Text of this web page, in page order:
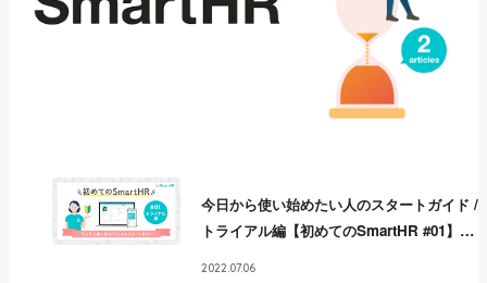
今日から使い始めたい人のスタートガイド /
トライアル編【初めてのSmartHR #01】 今
2022.07.06